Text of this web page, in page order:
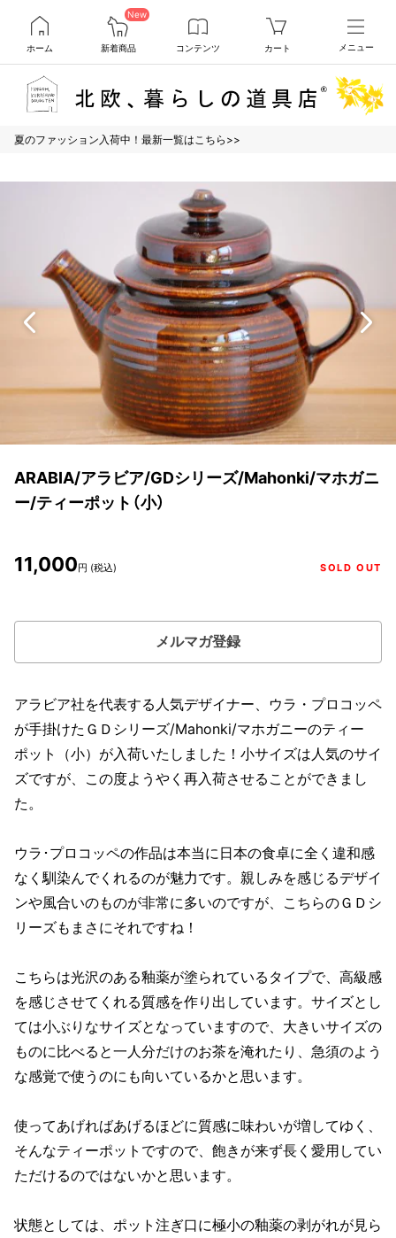
ホーム
New
新着商品 コンテンツ カート メニュー
夏のファッション入荷中！最新一覧はこちら>>
ARABIA/アラビア/GDシリーズ/Mahonki/マホガニ
ー/ティーポット（小）
11,000円 (税込) SOLD OUT
メルマガ登録
アラビア社を代表する人気デザイナー、ウラ・プロコッペ
が手掛けたＧＤシリーズ/Mahonki/マホガニーのティー
ポット（小）が入荷いたしました！小サイズは人気のサイ
ズですが、この度ようやく再入荷させることができまし
た。
ウラ･プロコッペの作品は本当に日本の食卓に全く違和感
なく馴染んでくれるのが魅力です。親しみを感じるデザイ
ンや風合いのものが非常に多いのですが、こちらのＧＤシ
リーズもまさにそれですね！
こちらは光沢のある釉薬が塗られているタイプで、高級感
を感じさせてくれる質感を作り出しています。サイズとし
ては小ぶりなサイズとなっていますので、大きいサイズの
ものに比べると一人分だけのお茶を淹れたり、急須のよう
な感覚で使うのにも向いているかと思います。
使ってあげればあげるほどに質感に味わいが増してゆく、
そんなティーポットですので、飽きが来ず長く愛用してい
ただけるのではないかと思います。
状態としては、ポット注ぎ口に極小の釉薬の剥がれが見ら